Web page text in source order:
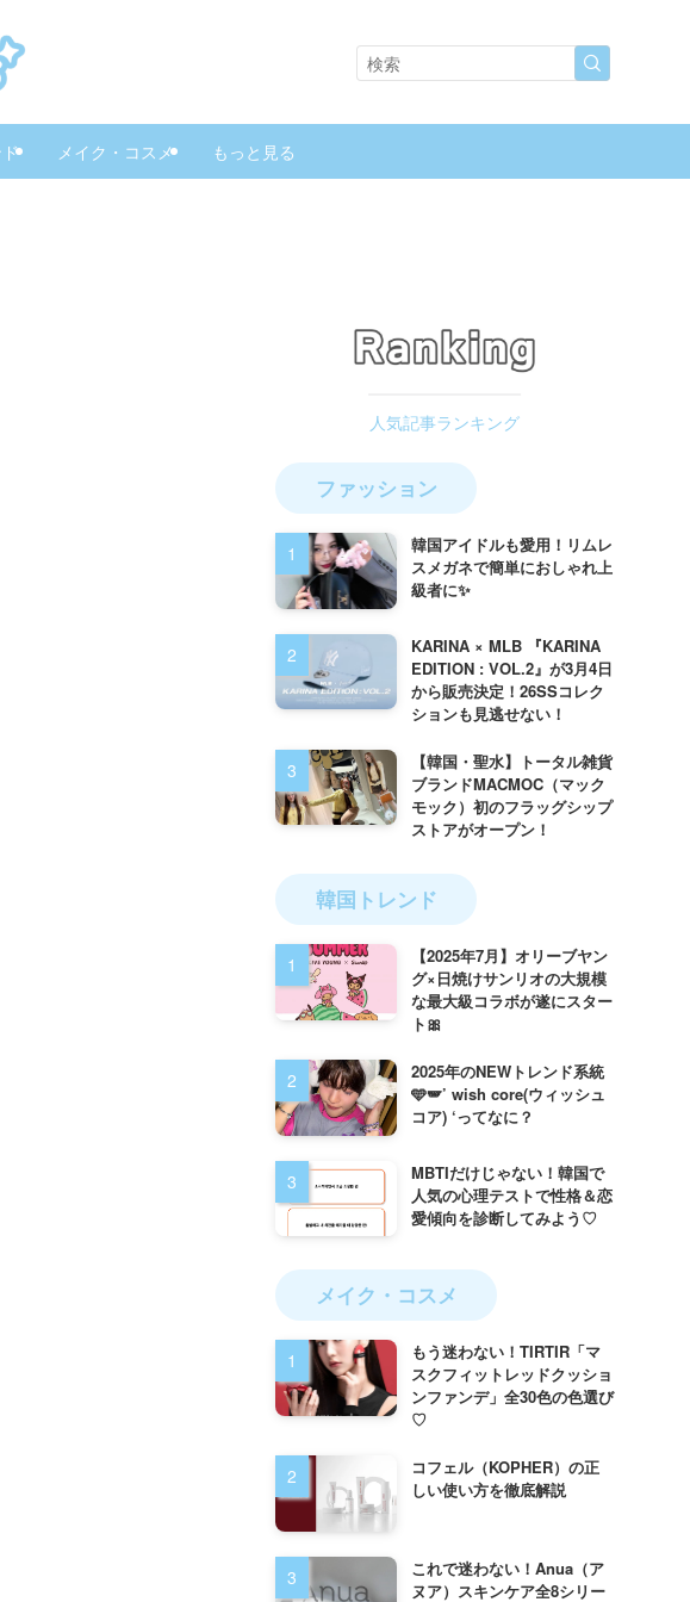
メイク・コスメ もっと見る
ファッション
韓国アイドルも愛用！リムレ
スメガネで簡単におしゃれ上
級者に✨
KARINA × MLB 『KARINA
EDITION : VOL.2』が3月4日
から販売決定！26SSコレク
ションも見逃せない！
【韓国・聖水】トータル雑貨
ブランドMACMOC（マック
モック）初のフラッグシップ
ストアがオープン！
韓国トレンド
【2025年7月】オリーブヤン
グ×日焼けサンリオの大規模
な最大級コラボが遂にスター
ト🎀
2025年のNEWトレンド系統
🩵🪽’ wish core(ウィッシュ
コア) ‘ってなに？
MBTIだけじゃない！韓国で
人気の心理テストで性格＆恋
愛傾向を診断してみよう♡
メイク・コスメ
もう迷わない！TIRTIR「マ
スクフィットレッドクッショ
ンファンデ」全30色の色選び
♡
コフェル（KOPHER）の正
しい使い方を徹底解説
これで迷わない！Anua（ア
ヌア）スキンケア全8シリー